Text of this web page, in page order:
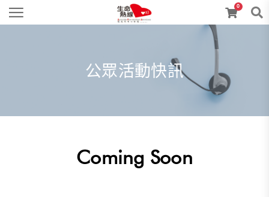
0
公眾活動快訊
Coming Soon